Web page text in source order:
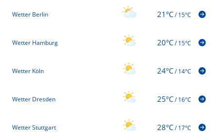
Wetter Berlin 21°C/15°C
Wetter Hamburg 20°C/15°C
Wetter Köln 24°C/14°C
Wetter Dresden 25°C/16°C
Wetter Stuttgart 28°C/17°C